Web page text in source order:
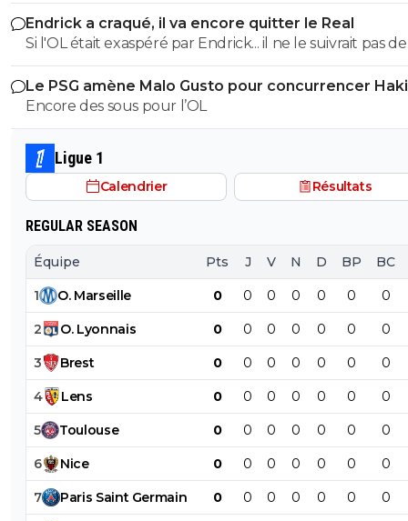
Endrick a craqué, il va encore quitter le Real
Si l'OL était exaspéré par Endrick... il ne le suivrait pas
près. Bref... Quand l'équipe sera complète... ce sera beaucoup
mieux.
Le PSG amène Malo Gusto pour concurrencer
Encore des sous pour l’OL
Ligue 1
Calendrier Résultats
REGULAR SEASON
Équipe Pts J V N D BP BC
1 O. Marseille 0 0 0 0 0 0 0
2 O. Lyonnais 0 0 0 0 0 0 0
3 Brest 0 0 0 0 0 0 0
4 Lens 0 0 0 0 0 0 0
5 Toulouse 0 0 0 0 0 0 0
6 Nice 0 0 0 0 0 0 0
7 Paris Saint Germain 0 0 0 0 0 0 0